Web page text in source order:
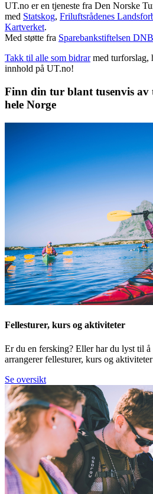
UT.no er en tjeneste fra Den Norske
med Statskog, Friluftsrådenes
Kartverket.
Med støtte fra Sparebankstiftelsen DNB
Takk til alle som bidrar med turforslag,
innhold på UT.no!
Finn din tur blant tusenvis
hele Norge
Fellesturer, kurs og aktiviteter
Er du en fersking? Eller har du lyst til
arrangerer fellesturer, kurs og
Se oversikt